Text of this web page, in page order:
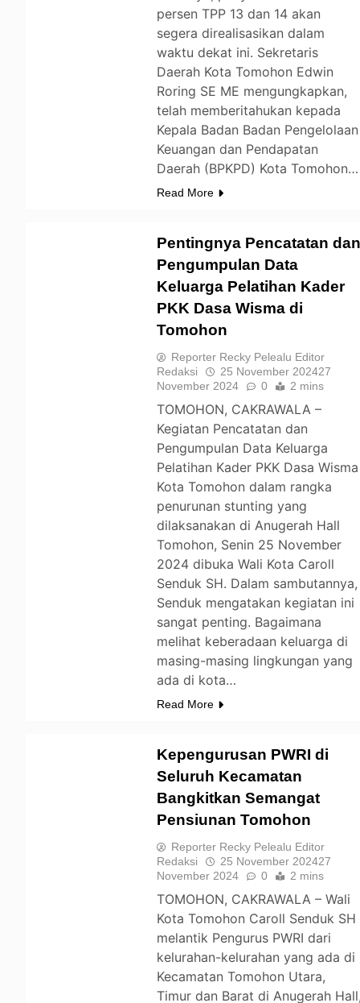
persen TPP 13 dan 14 akan
segera direalisasikan dalam
waktu dekat ini. Sekretaris
Daerah Kota Tomohon Edwin
Roring SE ME mengungkapkan,
telah memberitahukan kepada
Kepala Badan Badan Pengelolaan
Keuangan dan Pendapatan
Daerah (BPKPD) Kota Tomohon…
Read More
Pentingnya Pencatatan
Pengumpulan Data
Keluarga Pelatihan Kader
PKK Dasa Wisma di
Tomohon
Reporter Recky Pelealu Editor
Redaksi
25 November 202427
November 2024
0 2 mins
TOMOHON, CAKRAWALA –
Kegiatan Pencatatan dan
Pengumpulan Data Keluarga
Pelatihan Kader PKK Dasa Wisma
Kota Tomohon dalam rangka
penurunan stunting yang
dilaksanakan di Anugerah Hall
Tomohon, Senin 25 November
2024 dibuka Wali Kota Caroll
Senduk SH. Dalam sambutannya,
Senduk mengatakan kegiatan ini
sangat penting. Bagaimana
melihat keberadaan keluarga di
masing-masing lingkungan yang
ada di kota…
Read More
Kepengurusan PWRI di
Seluruh Kecamatan
Bangkitkan Semangat
Pensiunan Tomohon
Reporter Recky Pelealu Editor
Redaksi
25 November 202427
November 2024
0 2 mins
TOMOHON, CAKRAWALA – Wali
Kota Tomohon Caroll Senduk SH
melantik Pengurus PWRI dari
kelurahan-kelurahan yang ada di
Kecamatan Tomohon Utara,
Timur dan Barat di Anugerah